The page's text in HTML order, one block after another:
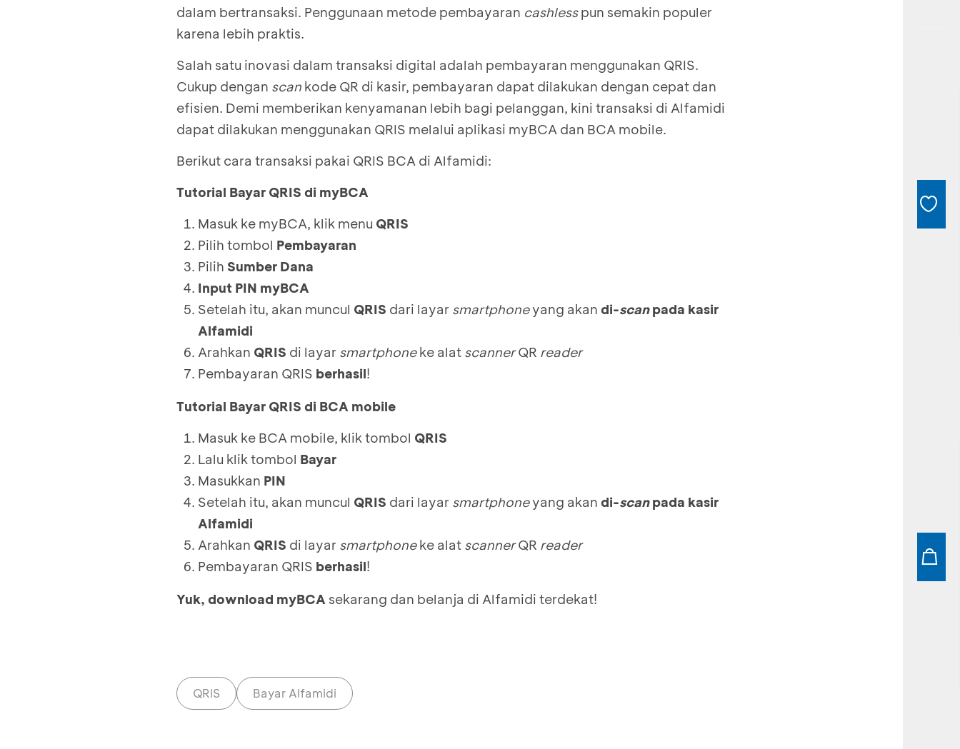
dalam bertransaksi. Penggunaan metode pembayaran cashlesspun semakin populer
karena lebih praktis.
Salah satu inovasi dalam transaksi digital adalah pembayaran menggunakan QRIS.
Cukup dengan scan kode QR di kasir, pembayaran dapat dilakukan dengan cepat dan
efisien. Demi memberikan kenyamanan lebih bagi pelanggan, kini transaksi di Alfamidi
dapat dilakukan menggunakan QRIS melalui aplikasi myBCA dan BCA mobile.
Berikut cara transaksi pakai QRIS BCA di Alfamidi:
Tutorial Bayar QRIS di myBCA
Masuk ke myBCA, klik menu QRIS
Pilih tombol Pembayaran
Pilih Sumber Dana
Input PIN myBCA
Setelah itu, akan muncul QRIS dari layar smartphoneyang akan di-scanpada kasir
Alfamidi
Arahkan QRIS di layar smartphoneke alat scannerQR reader
Pembayaran QRIS berhasil!
Tutorial Bayar QRIS di BCA mobile
Masuk ke BCA mobile, klik tombol QRIS
Lalu klik tombol Bayar
Masukkan PIN
Setelah itu, akan muncul QRIS dari layar smartphoneyang akan di-scanpada kasir
Alfamidi
Arahkan QRIS di layar smartphoneke alat scannerQR reader
Pembayaran QRIS berhasil!
Yuk, download myBCA sekarang dan belanja di Alfamidi terdekat!
QRIS Bayar Alfamidi